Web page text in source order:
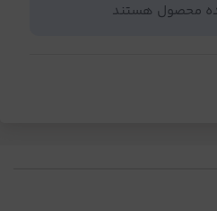
محصول هستند